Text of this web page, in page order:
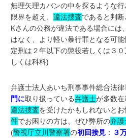
無理矢理カバンの中を探るような
限界を超え、違法捜査であると判断
Kさんの公務が違法である場合には
はなく、より軽い暴行罪となる可
定刑は２年以下の懲役若しくは３
しくは科料)
弁護士法人あいち刑事事件総合法
門に取り扱っている弁護士が多数在
違法捜査を受けたかもしれないと
件でお困りの方は、ぜひ弊所の弁護
(警視庁立川警察署の初回接見 ： ３